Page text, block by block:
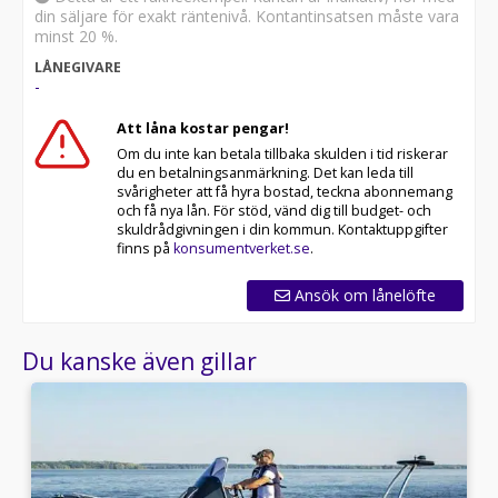
din säljare för exakt räntenivå. Kontantinsatsen måste vara
minst 20 %.
LÅNEGIVARE
-
Att låna kostar pengar!
Om du inte kan betala tillbaka skulden i tid riskerar
du en betalningsanmärkning. Det kan leda till
svårigheter att få hyra bostad, teckna abonnemang
och få nya lån. För stöd, vänd dig till budget- och
skuldrådgivningen i din kommun. Kontaktuppgifter
finns på konsumentverket.se.
Ansök om lånelöfte
Du kanske även gillar